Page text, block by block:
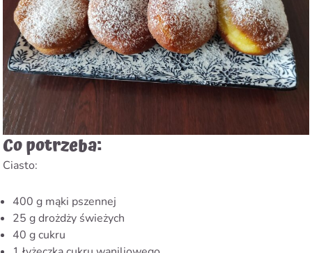
Co potrzeba:
Ciasto:
400 g mąki pszennej
25 g drożdży świeżych
40 g cukru